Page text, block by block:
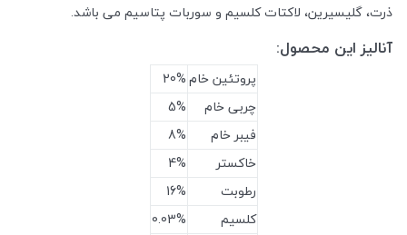
ذرت، گلیسیرین، لاکتات کلسیم و سوربات پتاسیم می باشد.
آنالیز این محصول:
پروتئین خام20%
چربی خام
5%
فیبر خام
8%
خاکستر
4%
رطوبت
16%
کلسیم
0.03%